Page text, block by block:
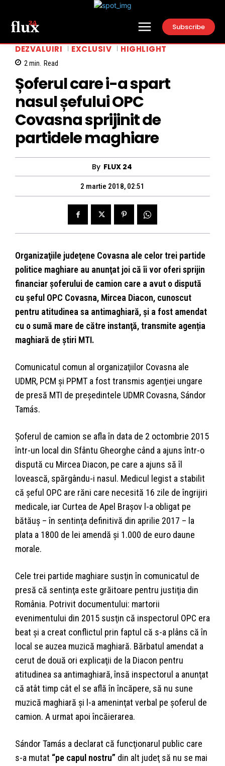
Subscribe
DEZVALUIRI EXCLUSIV HIGHLIGHT
2 min. Read
Șoferul care i-a spart
nasul șefului OPC
Covasna sprijinit de
partidele maghiare
By FLUX 24
2 martie 2018, 02:51
Organizaţiile judeţene Covasna ale celor trei partide
politice maghiare au anunţat joi că îi vor oferi sprijin
financiar şoferului de camion care a avut o dispută
cu şeful OPC Covasna, Mircea Diacon, cunoscut
pentru atitudinea sa antimaghiară, şi a fost amendat
cu o sumă mare de către instanţă, transmite agenția
maghiară de știri MTI.
Comunicatul comun al organizaţiilor Covasna ale
UDMR, PCM şi PPMT a fost transmis agenţiei ungare
de presă MTI de preşedintele UDMR Covasna, Sándor
Tamás.
Şoferul de camion se afla în data de 2 octombrie 2015
într-un local din Sfântu Gheorghe când a ajuns într-o
dispută cu Mircea Diacon, pe care a ajuns să îl
lovească, spărgându-i nasul. Medicul legist a stabilit
că şeful OPC are răni care necesită 16 zile de îngrijiri
medicale, iar Curtea de Apel Braşov l-a obligat pe
bătăuş – în sentinţa definitivă din aprilie 2017 – la
plata a 1800 de lei amendă şi 1.000 de euro daune
morale.
Cele trei partide maghiare susţin în comunicatul de
presă că sentinţa este grăitoare pentru justiţia din
România. Potrivit documentului: martorii
evenimentului din 2015 susţin că inspectorul OPC era
beat şi a creat conflictul prin faptul că s-a plâns că în
local se auzea muzică maghiară. Bărbatul amendat a
cerut de două ori explicaţii de la Diacon pentru
atitudinea sa antimaghiară, însă inspectorul a anunţat
că atât timp cât el se află în încăpere, să nu sune
muzică maghiară şi l-a ameninţat verbal pe şoferul de
camion. A urmat apoi încăierarea.
Sándor Tamás a declarat că funcţionarul public care
s-a mutat “pe capul nostru” din alt judeţ să nu se mai